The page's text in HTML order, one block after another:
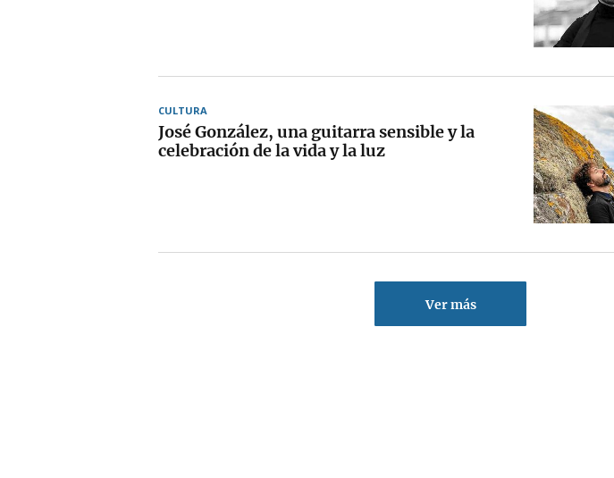
CULTURA
José González, una guitarra sensible y la
celebración de la vida y la luz
Ver más